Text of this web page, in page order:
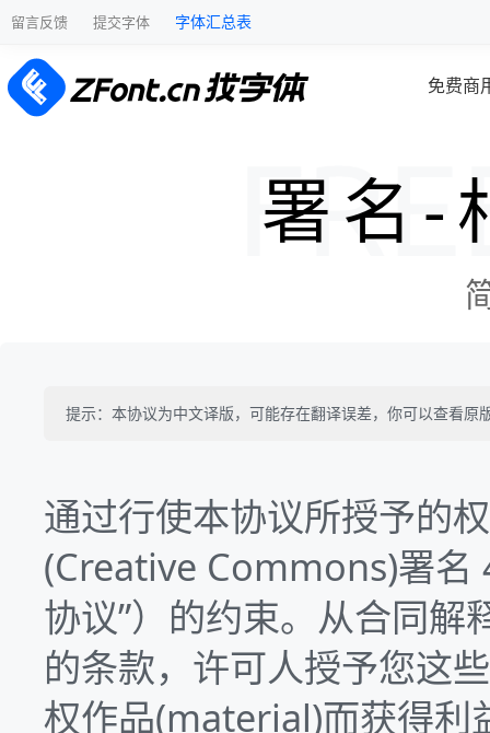
留言反馈 提交字体 字体汇总表
免费商
署名-
提示：本协议为中文译版，可能存在翻译误差，你可以查看原
通过行使本协议所授予的
(Creative Commons)署名
协议”）的约束。从合同
的条款，许可人授予您这
权作品(material)而获得利